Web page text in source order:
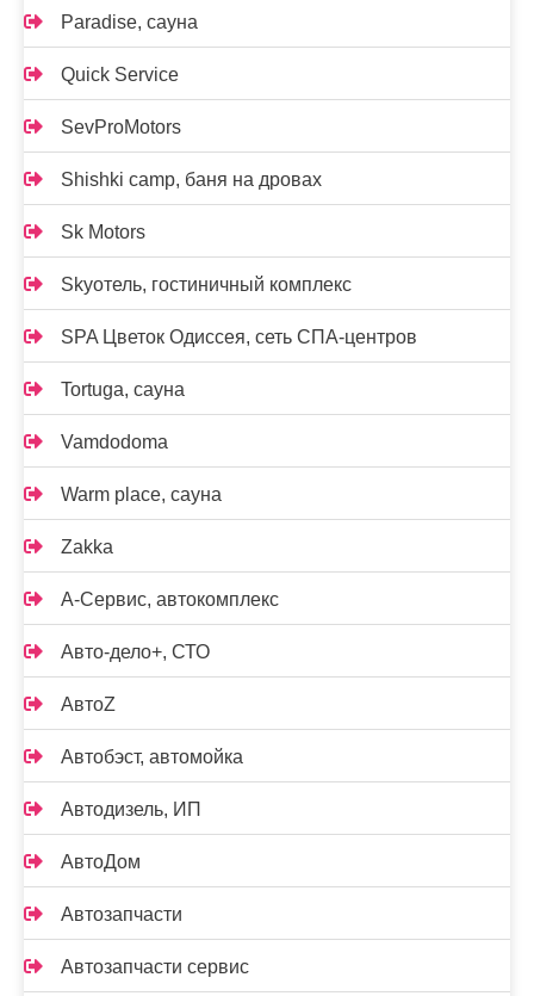
Paradise, сауна
Quick Service
SevProMotors
Shishki camp, баня на дровах
Sk Motors
Skyотель, гостиничный комплекс
SPA Цветок Одиссея, сеть СПА-центров
Tortuga, сауна
Vamdodoma
Warm place, сауна
Zakka
А-Сервис, автокомплекс
Авто-дело+, СТО
АвтоZ
Автобэст, автомойка
Автодизель, ИП
АвтоДом
Автозапчасти
Автозапчасти сервис